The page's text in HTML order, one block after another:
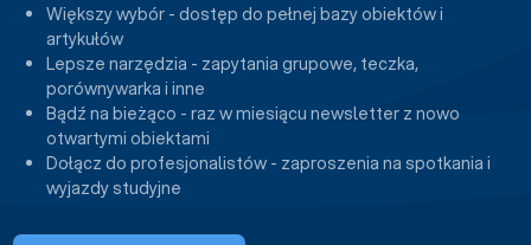
Większy wybór - dostęp do pełnej bazy obiektów i
artykułów
Lepsze narzędzia - zapytania grupowe, teczka,
porównywarka i inne
Bądź na bieżąco - raz w miesiącu newsletter z nowo
otwartymi obiektami
Dołącz do profesjonalistów - zaproszenia na spotkania i
wyjazdy studyjne